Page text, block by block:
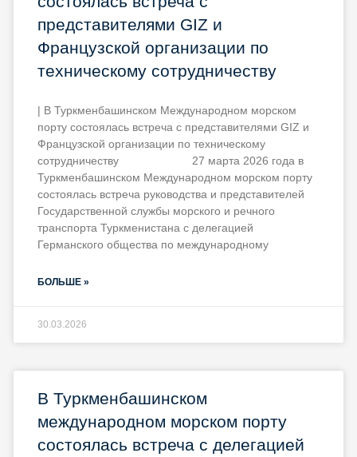
представителями GIZ и
Французской организации по
техническому сотрудничеству
| В Туркменбашинском Международном морском
порту состоялась встреча с представителями GIZ и
Французской организации по техническому
сотрудничеству 27 марта 2026 года в
Туркменбашинском Международном морском порту
состоялась встреча руководства и представителей
Государственной службы морского и речного
транспорта Туркменистана с делегацией
Германского общества по международному
БОЛЬШЕ »
30.03.2026
В Туркменбашинском
международном морском порту
состоялась встреча с делегацией